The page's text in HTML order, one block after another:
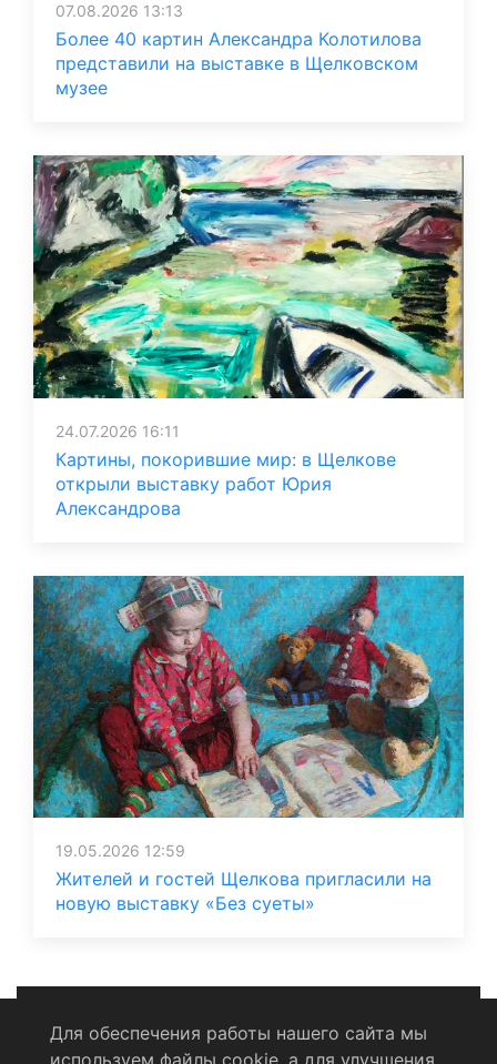
07.08.2026 13:13
Более 40 картин Александра Колотилова
представили на выставке в Щелковском
музее
24.07.2026 16:11
Картины, покорившие мир: в Щелкове
открыли выставку работ Юрия
Александрова
19.05.2026 12:59
Жителей и гостей Щелкова пригласили на
новую выставку «Без суеты»
Для обеспечения работы нашего сайта мы
используем файлы cookie, а для улучшения